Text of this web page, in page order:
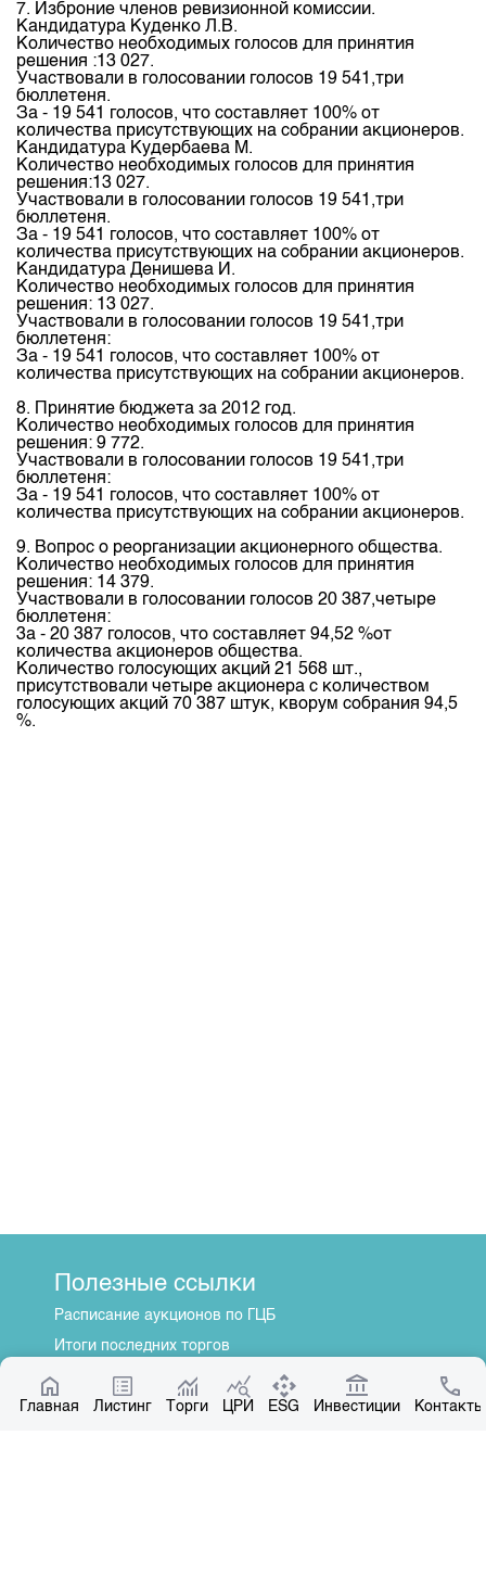
Главная Листинг Торги ЦРИ ESG Инвестиции Контакты
7. Изброние членов ревизионной комиссии.
Кандидатура Куденко Л.В.
Количество необходимых голосов для принятия
решения :13 027.
Участвовали в голосовании голосов 19 541,три
бюллетеня.
За - 19 541 голосов, что составляет 100% от
количества присутствующих на собрании акционеров.
Кандидатура Кудербаева М.
Количество необходимых голосов для принятия
решения:13 027.
Участвовали в голосовании голосов 19 541,три
бюллетеня.
За - 19 541 голосов, что составляет 100% от
количества присутствующих на собрании акционеров.
Кандидатура Денишева И.
Количество необходимых голосов для принятия
решения: 13 027.
Участвовали в голосовании голосов 19 541,три
бюллетеня:
За - 19 541 голосов, что составляет 100% от
количества присутствующих на собрании акционеров.
8. Принятие бюджета за 2012 год.
Количество необходимых голосов для принятия
решения: 9 772.
Участвовали в голосовании голосов 19 541,три
бюллетеня:
За - 19 541 голосов, что составляет 100% от
количества присутствующих на собрании акционеров.
9. Вопрос о реорганизации акционерного общества.
Количество необходимых голосов для принятия
решения: 14 379.
Участвовали в голосовании голосов 20 387,четыре
бюллетеня:
3а - 20 387 голосов, что составляет 94,52 %от
количества акционеров общества.
Количество голосующих акций 21 568 шт.,
присутствовали четыре акционера с количеством
голосующих акций 70 387 штук, кворум собрания 94,5
%.
Полезные ссылки
Расписание аукционов по ГЦБ
Итоги последних торгов
Котировки по ЦБ
Центр раскрытия информации